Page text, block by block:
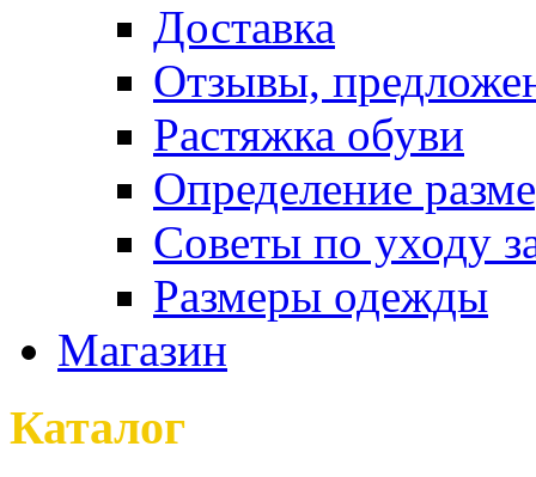
Доставка
Отзывы,
Растяжка обуви
Определение
Советы по уходу
Размеры одежды
Магазин
Каталог